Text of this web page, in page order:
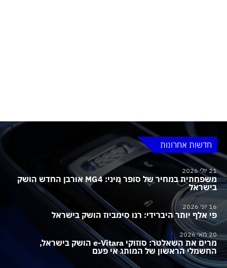
חדשות אחרונות
21 יולי 2026
משפחתית במחיר של סופר מיני: MG4 אורבן החדש הושק
בישראל
16 יוני 2026
פי אלף יותר היברידי: רנו סימביוז הושק בישראל
20 מאי 2026
מרים את השאלטר: סוזוקי e-Vitara הושק בישראל,
החשמלי הראשון של המותג אי פעם